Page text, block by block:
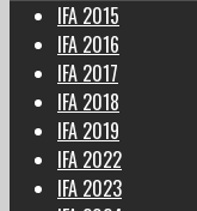
IFA 2015
IFA 2016
IFA 2017
IFA 2018
IFA 2019
IFA 2022
IFA 2023